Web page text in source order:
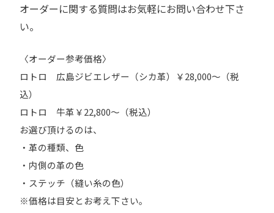
オーダーに関する質問はお気軽にお問い合わせ下さ
い。
〈オーダー参考価格〉
ロトロ 広島ジビエレザー（シカ革）￥28,000～（税
込）
ロトロ 牛革￥22,800～（税込）
お選び頂けるのは、
・革の種類、色
・内側の革の色
・ステッチ（縫い糸の色）
※価格は目安とお考え下さい。